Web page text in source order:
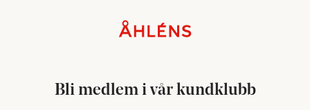
Bli medlem i vår kundklubb